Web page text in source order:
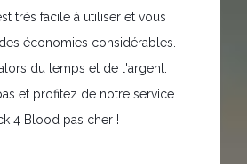
très facile à utiliser et vous
économies considérables.
du temps et de l'argent.
et profitez de notre service
4 Blood pas cher !